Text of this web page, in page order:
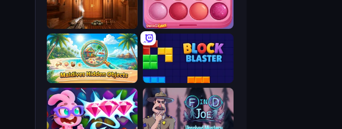
Piece of Cake: Merge and Bake
100 Doors Challenge
Block Blaster
Maldives Hidden Objects